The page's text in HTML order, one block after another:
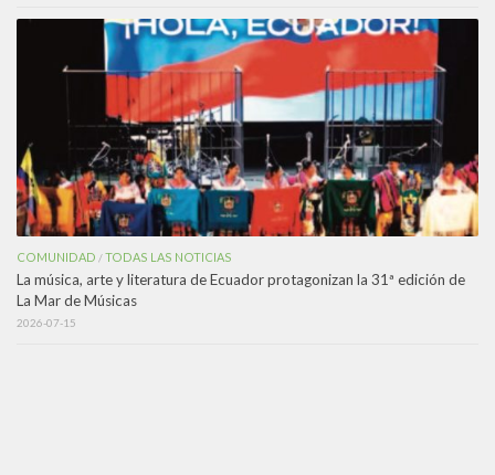
COMUNIDAD /TODAS LAS NOTICIAS
La música, arte y literatura de Ecuador protagonizan la 31ª edición de
La Mar de Músicas
2026-07-15